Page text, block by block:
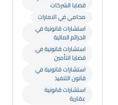
قضايا الشركات
محامي في الامارات
استشارات قانونية في
الجرائم المالية
استشارات قانونية في
قضايا التأمين
استشارات قانونية في
قانون التنفيذ
استشارات قانونية
عقارية